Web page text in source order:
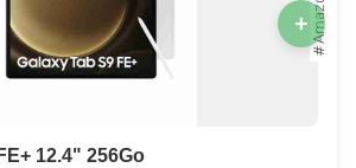
12.4" 256Go
+